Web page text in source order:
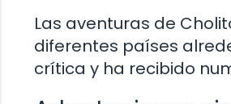
Las aventuras de
diferentes países
crítica y ha recibido